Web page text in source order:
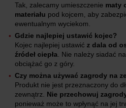
Tak, zalecamy umieszczenie maty
materiału pod kojcem, aby
ewentualnym wyciekom.
Gdzie najlepiej ustawić kojec?
Kojec najlepiej ustawić z dala od
źródeł ciepła . Nie należy siadać
obciążać go z góry.
Czy można używać zagrody na
Produkt nie jest przeznaczony do
zewnątrz. Nie przechowuj
ponieważ może to wpłynąć na jej